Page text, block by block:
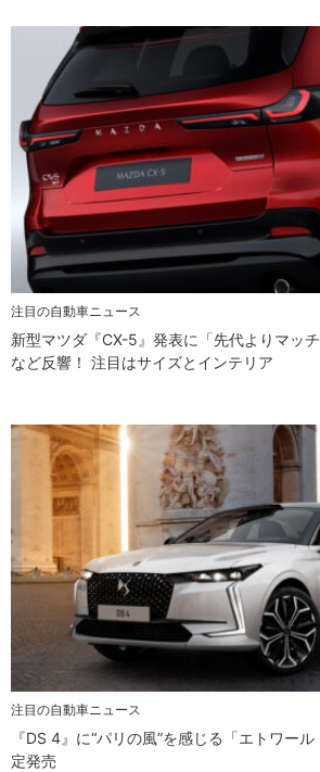
注目の自動車ニュース
新型マツダ『CX-5』発表に「先代よりマッ
など反響！ 注目はサイズとインテリア
注目の自動車ニュース
『DS 4』に“パリの風”を感じる「エトワー
定発売